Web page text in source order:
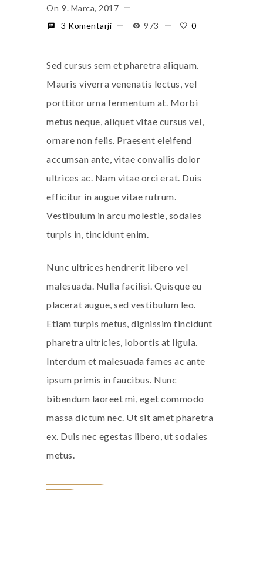
On 9. Marca, 2017
3 Komentarji
973 0
Sed cursus sem et pharetra aliquam.
Mauris viverra venenatis lectus, vel
porttitor urna fermentum at. Morbi
metus neque, aliquet vitae cursus vel,
ornare non felis. Praesent eleifend
accumsan ante, vitae convallis dolor
ultrices ac. Nam vitae orci erat. Duis
efficitur in augue vitae rutrum.
Vestibulum in arcu molestie, sodales
turpis in, tincidunt enim.
Nunc ultrices hendrerit libero vel
malesuada. Nulla facilisi. Quisque eu
placerat augue, sed vestibulum leo.
Etiam turpis metus, dignissim tincidunt
pharetra ultricies, lobortis at ligula.
Interdum et malesuada fames ac ante
ipsum primis in faucibus. Nunc
bibendum laoreet mi, eget commodo
massa dictum nec. Ut sit amet pharetra
ex. Duis nec egestas libero, ut sodales
metus.